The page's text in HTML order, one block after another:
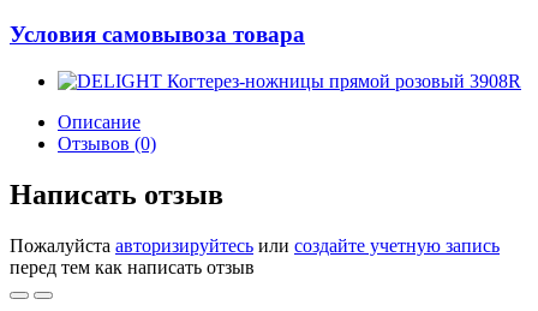
Условия самовывоза товара
Описание
Отзывов (0)
Написать отзыв
Пожалуйста авторизируйтесь или создайте учетную запись
перед тем как написать отзыв